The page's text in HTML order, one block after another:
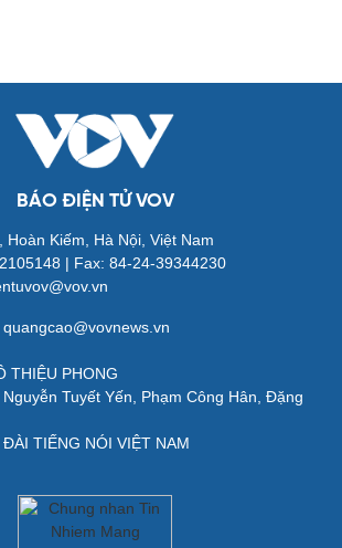
BÁO ĐIỆN TỬ VOV
Hoàn Kiếm, Hà Nội, Việt Nam
| Fax: 84-24-39344230
THIỆU PHONG
Tuyết Yến, Phạm Công Hân, Đặng
TIẾNG NÓI VIỆT NAM